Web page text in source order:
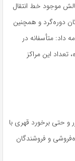
موجود خط انتقال
دوره‌گرد و همچنین
داد: متأسفانه در
این مراکز
و حتی برخورد قهری با
و فروشندگان